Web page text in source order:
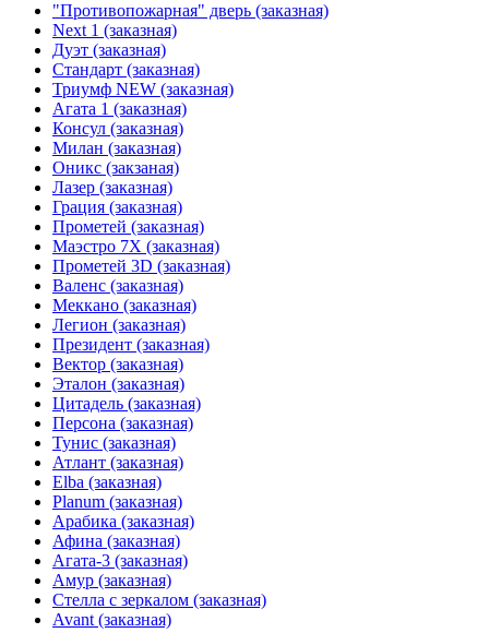
"Противопожарная" дверь (заказная)
Next 1 (заказная)
Дуэт (заказная)
Стандарт (заказная)
Триумф NEW (заказная)
Агата 1 (заказная)
Консул (заказная)
Милан (заказная)
Оникс (закзаная)
Лазер (заказная)
Грация (заказная)
Прометей (заказная)
Маэстро 7Х (заказная)
Прометей 3D (заказная)
Валенс (заказная)
Меккано (заказная)
Легион (заказная)
Президент (заказная)
Вектор (заказная)
Эталон (заказная)
Цитадель (заказная)
Персона (заказная)
Тунис (заказная)
Атлант (заказная)
Elba (заказная)
Planum (заказная)
Арабика (заказная)
Афина (заказная)
Агата-3 (заказная)
Амур (заказная)
Стелла с зеркалом (заказная)
Avant (заказная)